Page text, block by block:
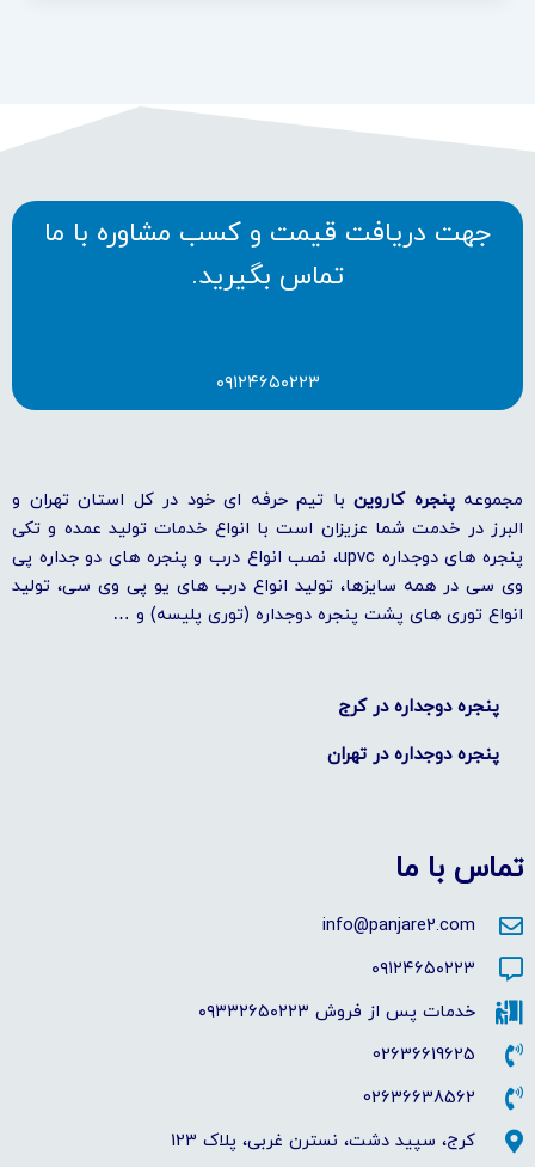
جهت دریافت قیمت و کسب مشاوره با ما
تماس بگیرید.
۰۹۱۲۴۶۵۰۲۲۳
مجموعهپنجره کاروین با تیم حرفه ای خود در کل استان تهران و
البرز در خدمت شما عزیزان است با انواع خدمات تولید عمده و تکی
پنجره های دوجداره upvc، نصب انواع درب و پنجره های دو جداره پی
وی سی در همه سایزها، تولید انواع درب های یو پی وی سی، تولید
انواع توری های پشت پنجره دوجداره (توری پلیسه) و …
پنجره دوجداره در ​کرج
پنجره دوجداره در تهران
تماس با ما
info@panjare2.com
۰۹۱۲۴۶۵۰۲۲۳
خدمات پس از فروش ۰۹۳۳۲۶۵۰۲۲۳
02636619625
02636638562
کرج، سپید دشت، نسترن غربی، پلاک 123